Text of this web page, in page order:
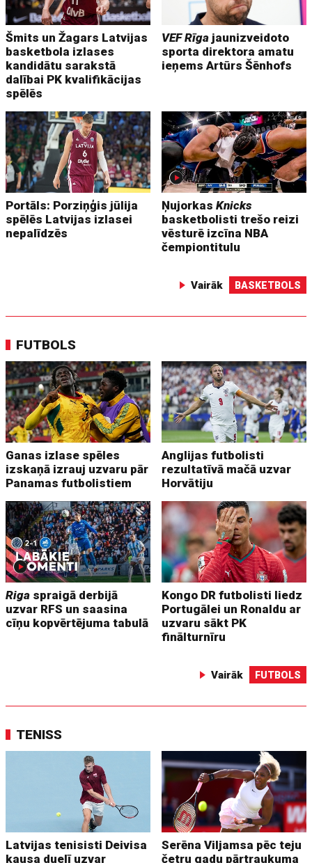
Šmits un Žagars Latvijas
basketbola izlases
kandidātu sarakstā
dalībai PK kvalifikācijas
spēlēs
VEF Rīga jaunizveidoto
sporta direktora amatu
ieņems Artūrs Šēnhofs
Portāls: Porziņģis jūlija
spēlēs Latvijas izlasei
nepalīdzēs
ŅujorkasKnicks
basketbolisti trešo reizi
vēsturē izcīna NBA
čempiontitulu
Vairāk BASKETBOLS
FUTBOLS
Ganas izlase spēles
izskaņā izrauj uzvaru pār
Panamas futbolistiem
Anglijas futbolisti
rezultatīvā mačā uzvar
Horvātiju
Riga spraigā derbijā
uzvar RFS un saasina
cīņu kopvērtējuma tabulā
Kongo DR futbolisti liedz
Portugālei un Ronaldu ar
uzvaru sākt PK
finālturnīru
Vairāk FUTBOLS
TENISS
Latvijas tenisisti Deivisa
kausa duelī uzvar
Serēna Viljamsa pēc teju
četru gadu pārtraukuma